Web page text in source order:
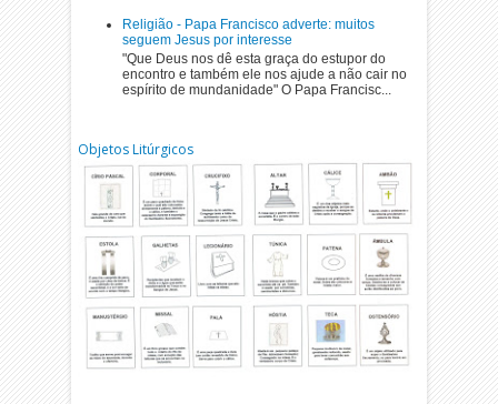
Religião - Papa Francisco adverte: muitos
seguem Jesus por interesse
"Que Deus nos dê esta graça do estupor do
encontro e também ele nos ajude a não cair no
espírito de mundanidade" O Papa Francisc...
Objetos Litúrgicos